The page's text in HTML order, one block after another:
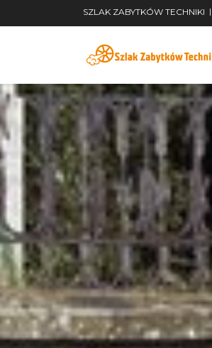
SZLAK ZABYTKÓW TECHNIKI |